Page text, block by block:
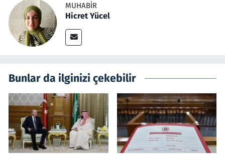
MUHABIR
Hicret Yücel
Bunlar da ilginizi çekebilir